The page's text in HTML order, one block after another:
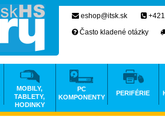
eshop@itsk.sk
Často kladené otázky
MOBILY,
TABLETY,
HODINKY
PC
KOMPONENTY
PERIFÉRIE